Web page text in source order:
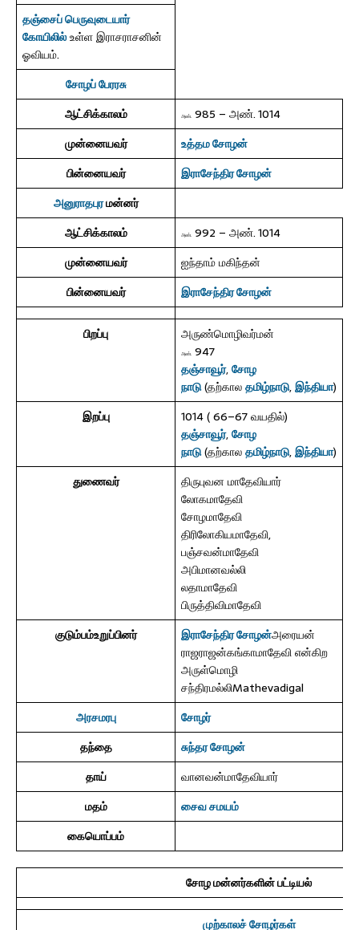
தஞ்சைப் பெருவுடையார்
கோயிலில்உள்ள இராசராசனின்
ஓவியம்.
சோழப் பேரரசு
ஆட்சிக்காலம்
அண். 985 – அண். 1014
முன்னையவர்
உத்தம சோழன்
பின்னையவர்
இராசேந்திர சோழன்
அனுராதபுரமன்னர்
ஆட்சிக்காலம்
அண். 992 – அண். 1014
முன்னையவர்
ஐந்தாம் மகிந்தன்
பின்னையவர்
இராசேந்திர சோழன்
பிறப்பு அருண்மொழிவர்மன்
அண். 947
தஞ்சாவூர்,சோழ
நாடு(தற்காலதமிழ்நாடு,இந்தியா)
இறப்பு
1014 ( 66–67 வயதில்)
தஞ்சாவூர்,சோழ
நாடு(தற்காலதமிழ்நாடு,இந்தியா)
துணைவர்
திருபுவன மாதேவியார்
லோகமாதேவி
சோழமாதேவி
திரிலோகியமாதேவி,
பஞ்சவன்மாதேவி
அபிமானவல்லி
லதாமாதேவி
பிருத்திவிமாதேவி
குடும்பம்உறுப்பினர்
இராசேந்திர சோழன்அரையன்
ராஜராஜன்கங்காமாதேவி என்கிற
அருள்மொழி
சந்திரமல்லிMathevadigal
அரசமரபு
சோழர்
தந்தை
சுந்தர சோழன்
தாய்
வானவன்மாதேவியார்
மதம்
சைவ சமயம்
கையொப்பம்
சோழ மன்னர்களின் பட்டியல்
முற்காலச் சோழர்கள்